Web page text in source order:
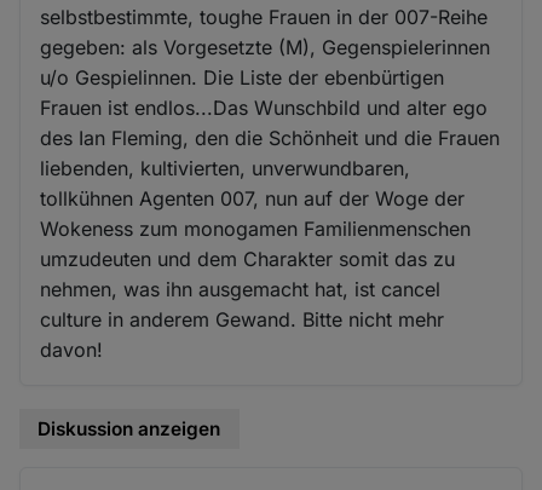
selbstbestimmte, toughe Frauen in der 007-Reihe
gegeben: als Vorgesetzte (M), Gegenspielerinnen
u/o Gespielinnen. Die Liste der ebenbürtigen
Frauen ist endlos...Das Wunschbild und alter ego
des Ian Fleming, den die Schönheit und die Frauen
liebenden, kultivierten, unverwundbaren,
tollkühnen Agenten 007, nun auf der Woge der
Wokeness zum monogamen Familienmenschen
umzudeuten und dem Charakter somit das zu
nehmen, was ihn ausgemacht hat, ist cancel
culture in anderem Gewand. Bitte nicht mehr
davon!
Diskussion anzeigen